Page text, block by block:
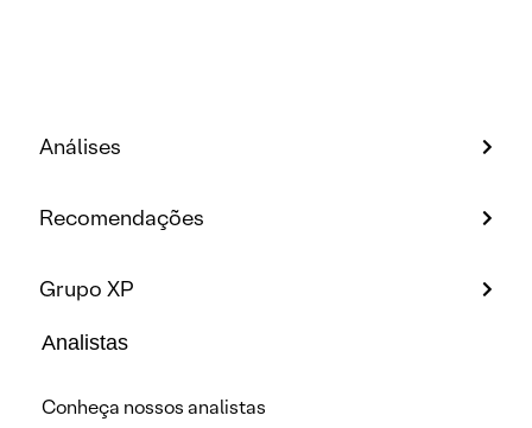
Análises
Recomendações
Grupo XP
Analistas
Conheça nossos analistas